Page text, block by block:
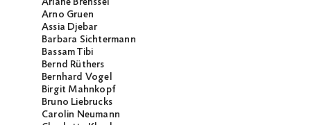
Arno Gruen
Assia Djebar
Barbara Sichtermann
Bassam Tibi
Bernd Rüthers
Bernhard Vogel
Birgit Mahnkopf
Bruno Liebrucks
Carolin Neumann